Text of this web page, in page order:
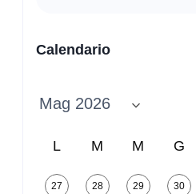
Calendario
L M M G
27 28 29 30